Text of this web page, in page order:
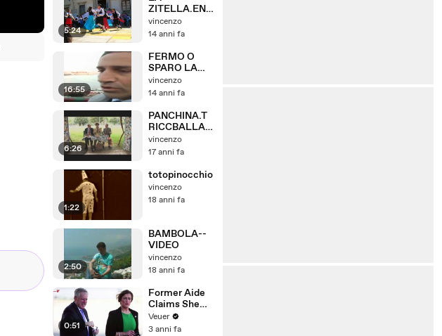
.
5:24
ZITELLA.ENZ
O
SORRENTINO
vincenzo
14 anni fa
16:55
FERMO O
SPARO LA
LEGGE SONO
IO..
vincenzo
14 anni fa
6:26
PANCHINA.T
RICCBALLAC
CHIO.ENZO
SORRENTINO
vincenzo
17 anni fa
1:22
totopinocchio
vincenzo
18 anni fa
2:50
BAMBOLA--
VIDEO
vincenzo
18 anni fa
0:51
Former Aide
Claims She
Was Asked to
Make a ‘Hit
Veuer
3 anni fa